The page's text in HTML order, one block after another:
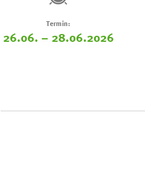
Termin:
26.06. – 28.06.2026